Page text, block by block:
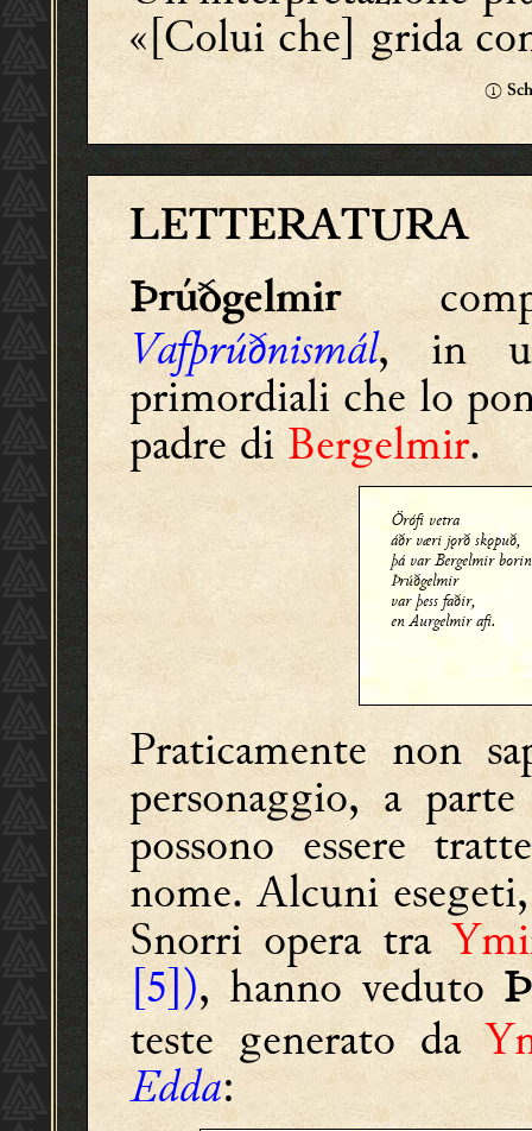
«[Colui che] grida
①
LETTERATURA
Þrúðgelmir
Vafþrúðnismál, in
primordiali che lo
padre diBergelmir.
Örófi vetra
áðr væri jǫrð skǫpuð,
þá var Bergelmir
Þrúðgelmir
var þess faðir,
en Aurgelmir afi.
Praticamente non
personaggio, a
possono essere
nome. Alcuni
Snorri opera tra
[5]), hanno veduto
teste generato da
Edda: